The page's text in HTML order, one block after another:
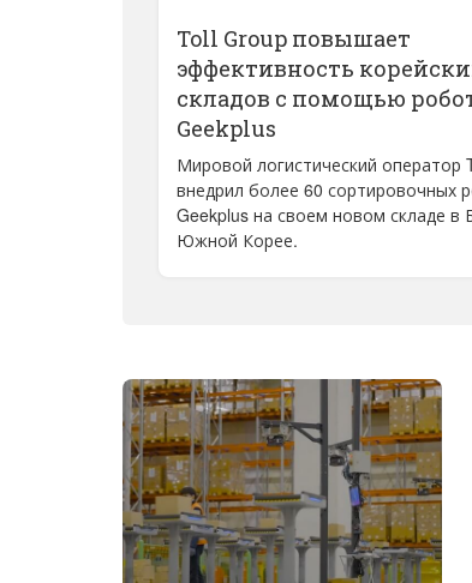
Toll Group повышает
эффективность
складов с помощью
Geekplus
Мировой логистический оператор
внедрил более 60 сортировочных
Geekplus на своем новом складе в
Южной Корее.